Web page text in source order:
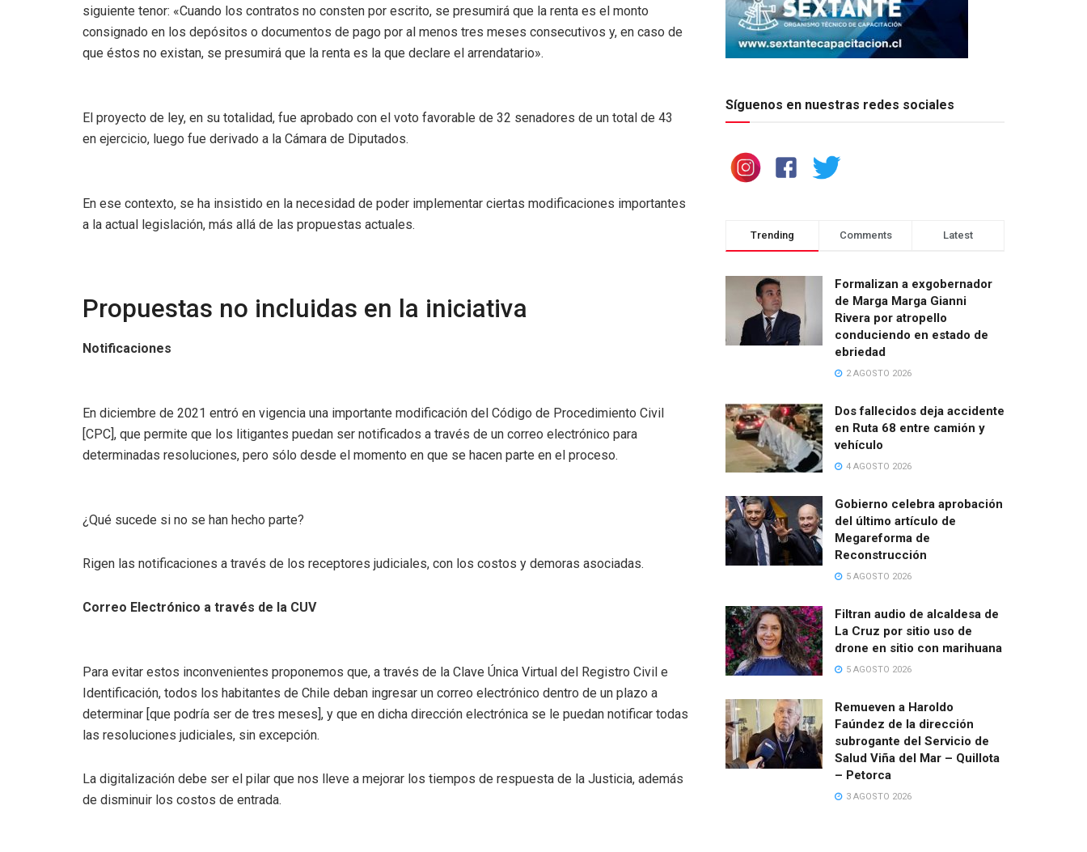
siguiente tenor: «Cuando los contratos no consten por escrito, se presumirá que la renta es el monto
consignado en los depósitos o documentos de pago por al menos tres meses consecutivos y, en caso de
que éstos no existan, se presumirá que la renta es la que declare el arrendatario».
El proyecto de ley, en su totalidad, fue aprobado con el voto favorable de 32 senadores de un total de 43
en ejercicio, luego fue derivado a la Cámara de Diputados.
En ese contexto, se ha insistido en la necesidad de poder implementar ciertas modificaciones importantes
a la actual legislación, más allá de las propuestas actuales.
Propuestas no incluidas en la iniciativa
Notificaciones
En diciembre de 2021 entró en vigencia una importante modificación del Código de Procedimiento Civil
[CPC], que permite que los litigantes puedan ser notificados a través de un correo electrónico para
determinadas resoluciones, pero sólo desde el momento en que se hacen parte en el proceso.
¿Qué sucede si no se han hecho parte?
Rigen las notificaciones a través de los receptores judiciales, con los costos y demoras asociadas.
Correo Electrónico a través de la CUV
Para evitar estos inconvenientes proponemos que, a través de la Clave Única Virtual del Registro Civil e
Identificación, todos los habitantes de Chile deban ingresar un correo electrónico dentro de un plazo a
determinar [que podría ser de tres meses], y que en dicha dirección electrónica se le puedan notificar todas
las resoluciones judiciales, sin excepción.
La digitalización debe ser el pilar que nos lleve a mejorar los tiempos de respuesta de la Justicia, además
de disminuir los costos de entrada.
Síguenos en nuestras redes sociales
Trending Comments Latest
Formalizan a exgobernador
de Marga Marga Gianni
Rivera por atropello
conduciendo en estado de
ebriedad
2 AGOSTO 2026
Dos fallecidos deja accidente
en Ruta 68 entre camión y
vehículo
4 AGOSTO 2026
Gobierno celebra aprobación
del último artículo de
Megareforma de
Reconstrucción
5 AGOSTO 2026
Filtran audio de alcaldesa de
La Cruz por sitio uso de
drone en sitio con marihuana
5 AGOSTO 2026
Remueven a Haroldo
Faúndez de la dirección
subrogante del Servicio de
Salud Viña del Mar – Quillota
– Petorca
3 AGOSTO 2026